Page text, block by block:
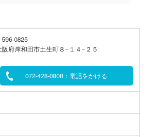
596-0825
阪府岸和田市土生町８−１４−２５
072-428-0808：電話をかける